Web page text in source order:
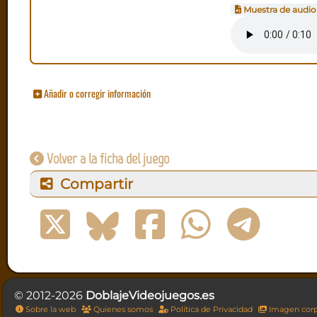
Muestra de audio
Añadir o corregir información
Volver a la ficha del juego
Compartir
© 2012-2026 DoblajeVideojuegos.es
Sobre la web Quienes somos Política de Privacidad Imagen